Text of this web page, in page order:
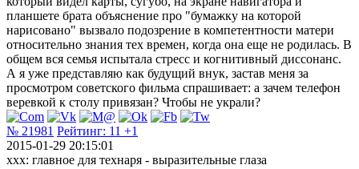
планшете брата объяснение про "бумажку на которой
нарисовано" вызвало подозрение в компетентности матери
относительно знания тех времен, когда она еще не родилась. В
общем вся семья испытала стресс и когнитивный диссонанс.
А я уже представляю как будущий внук, застав меня за
просмотром советского фильма спрашивает: а зачем телефон
веревкой к столу привязан? Чтобы не украли?
№ 21981 Рейтинг: 11 +1
2015-01-29 20:15:01
xxx: главное для технаря - выразительные глаза